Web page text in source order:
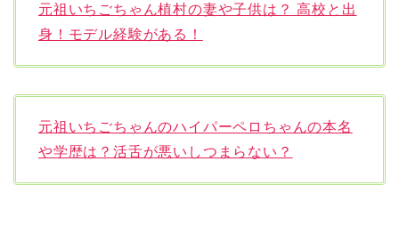
元祖いちごちゃん植村の妻や子供は？ 高校と出
身！モデル経験がある！
元祖いちごちゃんのハイパーペロちゃんの本名
や学歴は？活舌が悪いしつまらない？